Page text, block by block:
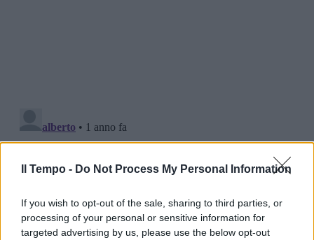
Il Tempo - Do Not Process My Personal Information
If you wish to opt-out of the sale, sharing to third parties, or
processing of your personal or sensitive information for
targeted advertising by us, please use the below opt-out